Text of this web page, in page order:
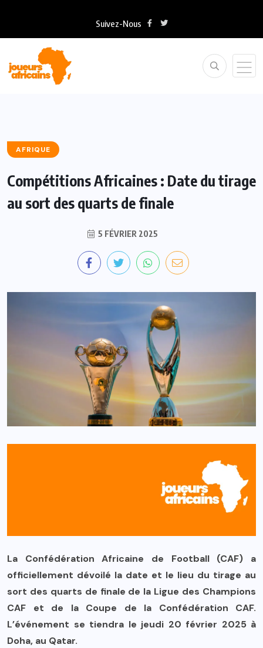
Suivez-Nous
AFRIQUE
Compétitions Africaines : Date du tirage
au sort des quarts de finale
5 FÉVRIER 2025
La Confédération Africaine de Football (CAF) a
officiellement dévoilé la date et le lieu du tirage au
sort des quarts de finale de la Ligue des Champions
CAF et de la Coupe de la Confédération CAF.
L’événement se tiendra le jeudi 20 février 2025 à
Doha, au Qatar.